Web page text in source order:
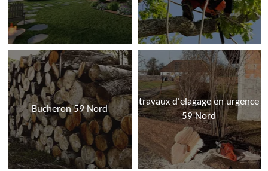
Bucheron 59 Nord
travaux d'elagage en urgence
59 Nord